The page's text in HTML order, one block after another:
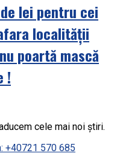
lei pentru cei
localității
poartă mască
!
cele mai noi știri.
+40721 570 685